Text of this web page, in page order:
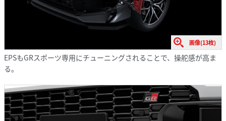
画像(13枚)
EPSもGRスポーツ専用にチューニングされることで、操舵感が高ま
る。